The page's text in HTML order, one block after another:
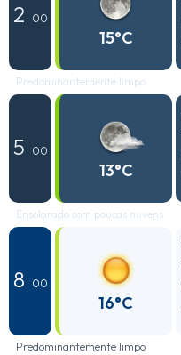
2 : 00
15°C
Predominantemente limpo
5 : 00
13°C
Ensolarado com poucas nuvens
8 : 00
16°C
Predominantemente limpo